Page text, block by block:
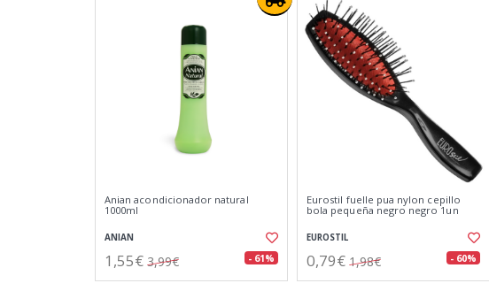
Anian acondicionador natural
1000ml
ANIAN
1,55€ 3,99€ - 61%
Eurostil fuelle pua nylon cepillo
bola pequeña negro negro 1un
EUROSTIL
0,79€ 1,98€ - 60%